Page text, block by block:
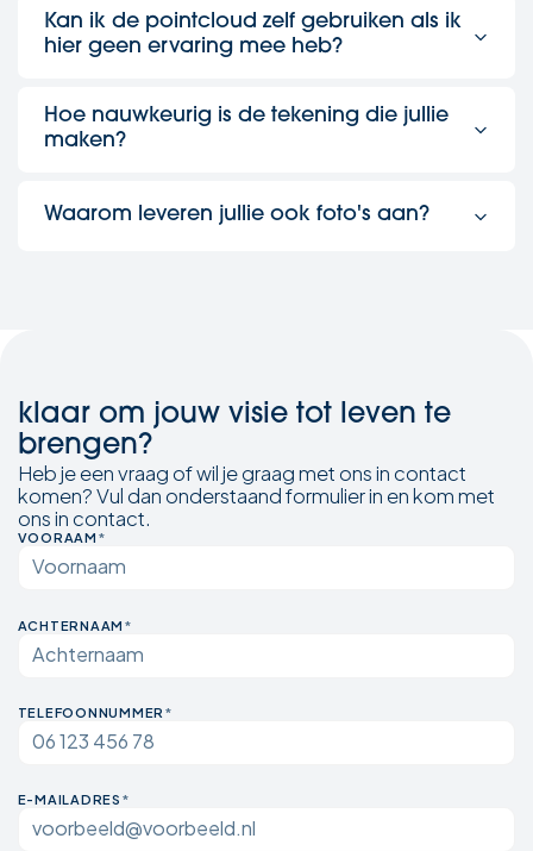
wolk van ontelbare meetpunten, verzameld door de
laserscanner.
Kan ik de pointcloud zelf gebruiken als ik
hier geen ervaring mee heb?
aan. Als je het makkelijker vindt, kunnen we de bestaande
situatie ook volledig voor je intekenen.
Hoe nauwkeurig is de tekening die jullie
maken?
overtrekken en controleren, is de tekening veel
nauwkeuriger dan bij traditionele methodes.
Waarom leveren jullie ook foto's aan?
klaar om jouw visie tot leven te
brengen?
Heb je een vraag of wil je graag met ons in contact
komen? Vul dan onderstaand formulier in en kom met
ons in contact.
VOORAAM *
ACHTERNAAM *
TELEFOONNUMMER *
E-MAILADRES *